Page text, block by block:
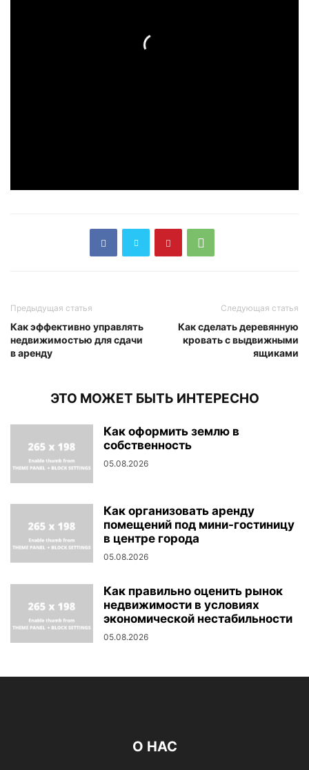
Предыдущая статья
Как эффективно управлять
недвижимостью для сдачи
в аренду
Следующая статья
Как сделать деревянную
кровать с выдвижными
ящиками
ЭТО МОЖЕТ БЫТЬ ИНТЕРЕСНО
Как оформить землю в
собственность
05.08.2026
Как организовать аренду
помещений под мини-гостиницу
в центре города
05.08.2026
Как правильно оценить рынок
недвижимости в условиях
экономической нестабильности
05.08.2026
О НАС